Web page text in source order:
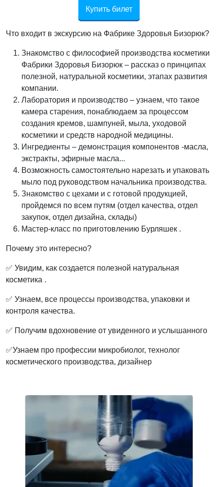
Купить билет
Что входит в экскурсию на Фабрике Здоровья Бизорюк?
Знакомство с философией производства косметики
Фабрики Здоровья Бизорюк – рассказ о принципах
полезной, натуральной косметики, этапах развития
компании.
Лаборатория и производство – узнаем, что такое
камера старения, понаблюдаем за процессом
создания кремов, шампуней, мыла, уходовой
косметики и средств народной медицины.
Ингредиенты – демонстрация компонентов -масла,
экстракты, эфирные масла...
Возможность самостоятельно нарезать и упаковать
мыло под руководством начальника производства.
Знакомство с цехами и с готовой продукцией,
пройдемся по всем путям (отдел качества, отдел
закупок, отдел дизайна, склады)
Мастер-класс по приготовлению Бурляшек .
Почему это интересно?
✅ Увидим, как создается полезной натуральная
косметика .
✅ Узнаем, все процессы производства, упаковки и
контроля качества.
✅ Получим вдохновение от увиденного и услышанного
✅Узнаем про профессии микробиолог, технолог
косметического производства, дизайнер